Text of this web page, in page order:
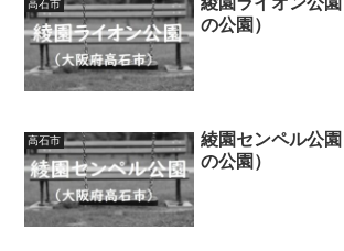
高石市
の公園）
高石市
綾園センペル公
の公園）